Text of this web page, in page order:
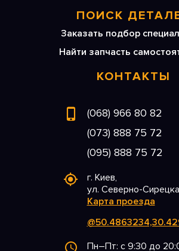
ПОИСК
Заказать подбор
Найти запчасть
КОНТАКТЫ
(068) 966 80 82
(073) 888 75 72
(095) 888 75 72
г. Киев,
ул. Северно-
Карта проезда
Пн–Пт: с 9:30 до